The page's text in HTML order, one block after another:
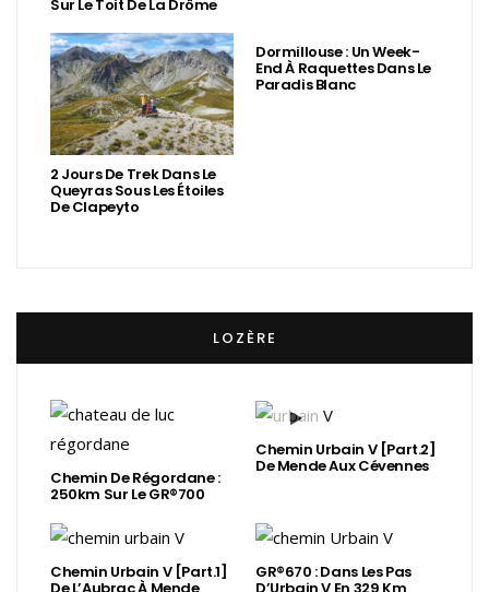
Sur Le Toit De La Drôme
2 Jours De Trek Dans Le
Queyras Sous Les Étoiles
De Clapeyto
Dormillouse : Un Week-
End À Raquettes Dans Le
Paradis Blanc
LOZÈRE
Chemin De Régordane :
250km Sur Le GR®700
Chemin Urbain V [Part.2]
De Mende Aux Cévennes
Chemin Urbain V [Part.1] GR®670 : Dans Les Pas